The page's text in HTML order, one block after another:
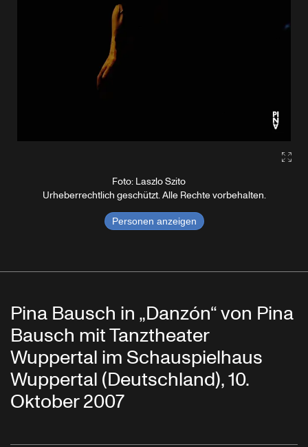
Foto: Laszlo Szito
Urheberrechtlich geschützt. Alle Rechte vorbehalten.
Personen anzeigen
Pina Bausch in „Danzón“ von Pina
Bausch mit Tanztheater
Wuppertal im Schauspielhaus
Wuppertal (Deutschland), 10.
Oktober 2007